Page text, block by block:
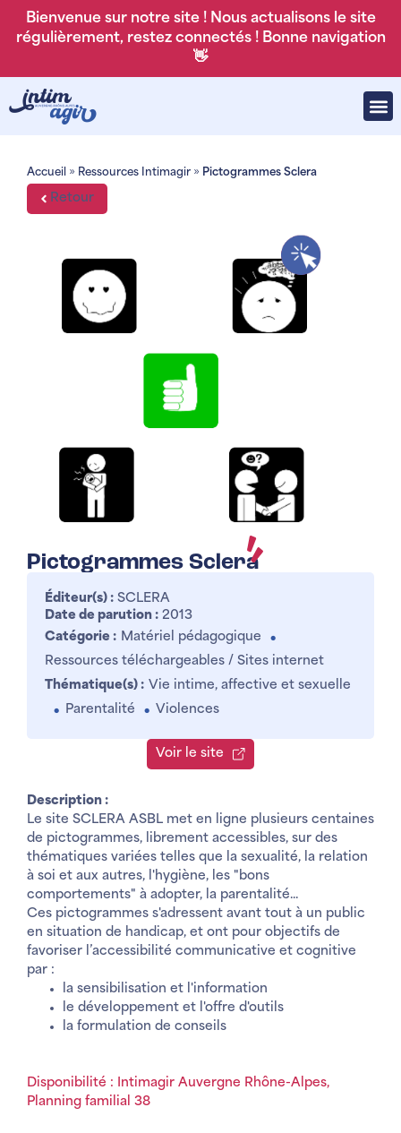
Bienvenue sur notre site ! Nous actualisons le site
régulièrement, restez connectés ! Bonne navigation
👋
Accueil » Ressources Intimagir » Pictogrammes Sclera
Retour
Pictogrammes Sclera
Éditeur(s) : SCLERA
Date de parution : 2013
Catégorie : Matériel pédagogique ●
Ressources téléchargeables / Sites internet
Thématique(s) : Vie intime, affective et sexuelle
● Parentalité ● Violences
Voir le site
Description :
Le site SCLERA ASBL met en ligne plusieurs centaines
de pictogrammes, librement accessibles, sur des
thématiques variées telles que la sexualité, la relation
à soi et aux autres, l'hygiène, les "bons
comportements" à adopter, la parentalité...
Ces pictogrammes s'adressent avant tout à un public
en situation de handicap, et ont pour objectifs de
favoriser l’accessibilité communicative et cognitive
par :
la sensibilisation et l'information
le développement et l'offre d'outils
la formulation de conseils
Disponibilité : Intimagir Auvergne Rhône-Alpes,
Planning familial 38